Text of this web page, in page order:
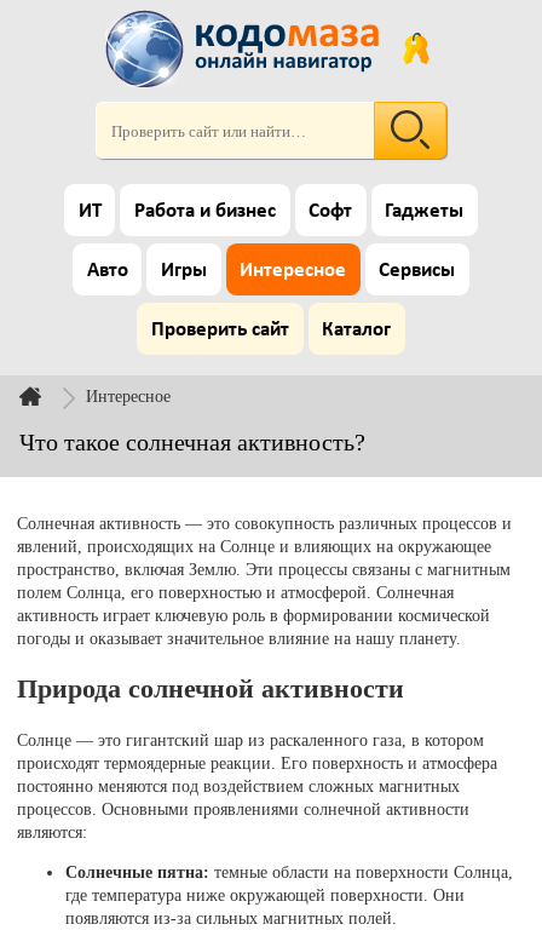
ИТ Работа и бизнес Софт Гаджеты
Авто Игры Интересное Сервисы
Проверить сайт Каталог
Интересное
Что такое солнечная активность?
Солнечная активность — это совокупность различных процессов и
явлений, происходящих на Солнце и влияющих на окружающее
пространство, включая Землю. Эти процессы связаны с магнитным
полем Солнца, его поверхностью и атмосферой. Солнечная
активность играет ключевую роль в формировании космической
погоды и оказывает значительное влияние на нашу планету.
Природа солнечной активности
Солнце — это гигантский шар из раскаленного газа, в котором
происходят термоядерные реакции. Его поверхность и атмосфера
постоянно меняются под воздействием сложных магнитных
процессов. Основными проявлениями солнечной активности
являются:
Солнечные пятна: темные области на поверхности Солнца,
где температура ниже окружающей поверхности. Они
появляются из-за сильных магнитных полей.